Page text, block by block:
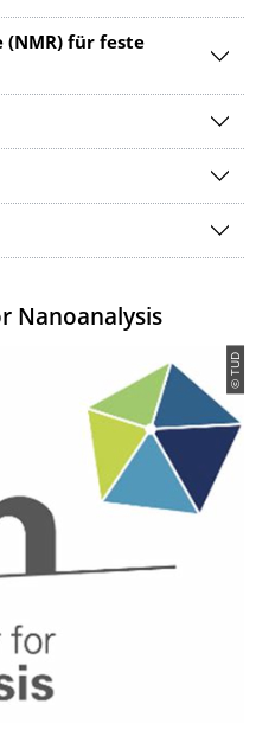
(NMR) für feste
Nanoanalysis
© TUD